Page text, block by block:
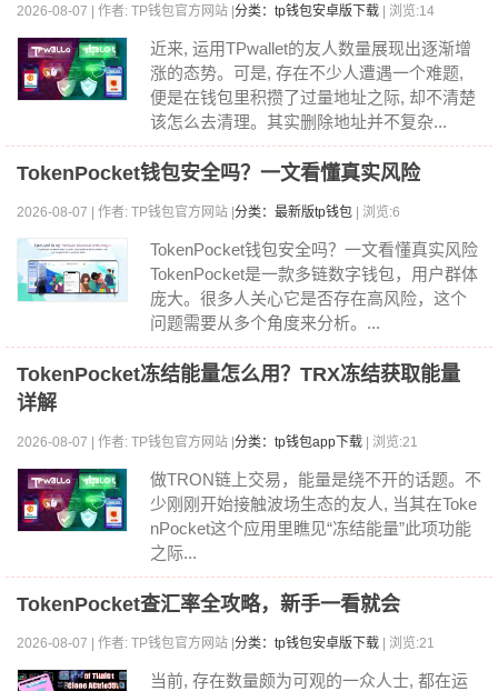
2026-08-07 | 作者: TP钱包官方网站 | 分类：tp钱包安卓版下载 | 浏览:14
近来, 运用TPwallet的友人数量展现出逐渐增
涨的态势。可是, 存在不少人遭遇一个难题,
便是在钱包里积攒了过量地址之际, 却不清楚
该怎么去清理。其实删除地址并不复杂...
TokenPocket钱包安全吗？一文看懂真实风险
2026-08-07 | 作者: TP钱包官方网站 | 分类：最新版tp钱包 | 浏览:6
TokenPocket钱包安全吗？一文看懂真实风险
TokenPocket是一款多链数字钱包，用户群体
庞大。很多人关心它是否存在高风险，这个
问题需要从多个角度来分析。...
TokenPocket冻结能量怎么用？TRX冻结获取能量
详解
2026-08-07 | 作者: TP钱包官方网站 | 分类：tp钱包app下载 | 浏览:21
做TRON链上交易，能量是绕不开的话题。不
少刚刚开始接触波场生态的友人, 当其在Toke
nPocket这个应用里瞧见“冻结能量”此项功能
之际...
TokenPocket查汇率全攻略，新手一看就会
2026-08-07 | 作者: TP钱包官方网站 | 分类：tp钱包安卓版下载 | 浏览:21
当前, 存在数量颇为可观的一众人士, 都在运